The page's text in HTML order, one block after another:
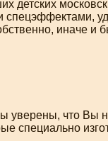
детских
спецэффектами,
иначе и
уверены, что Вы
специально